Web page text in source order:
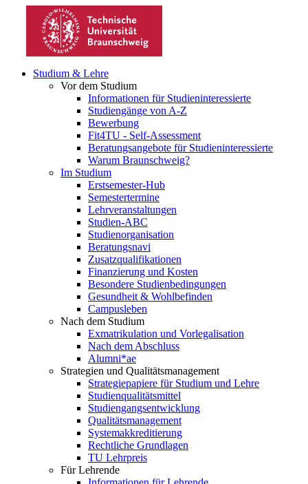
Studium & Lehre
Vor dem Studium
Informationen für Studieninteressierte
Studiengänge von A-Z
Bewerbung
Fit4TU - Self-Assessment
Beratungsangebote für Studieninteressierte
Warum Braunschweig?
Im Studium
Erstsemester-Hub
Semestertermine
Lehrveranstaltungen
Studien-ABC
Studienorganisation
Beratungsnavi
Zusatzqualifikationen
Finanzierung und Kosten
Besondere Studienbedingungen
Gesundheit & Wohlbefinden
Campusleben
Nach dem Studium
Exmatrikulation und Vorlegalisation
Nach dem Abschluss
Alumni*ae
Strategien und Qualitätsmanagement
Strategiepapiere für Studium und Lehre
Studienqualitätsmittel
Studiengangsentwicklung
Qualitätsmanagement
Systemakkreditierung
Rechtliche Grundlagen
TU Lehrpreis
Für Lehrende